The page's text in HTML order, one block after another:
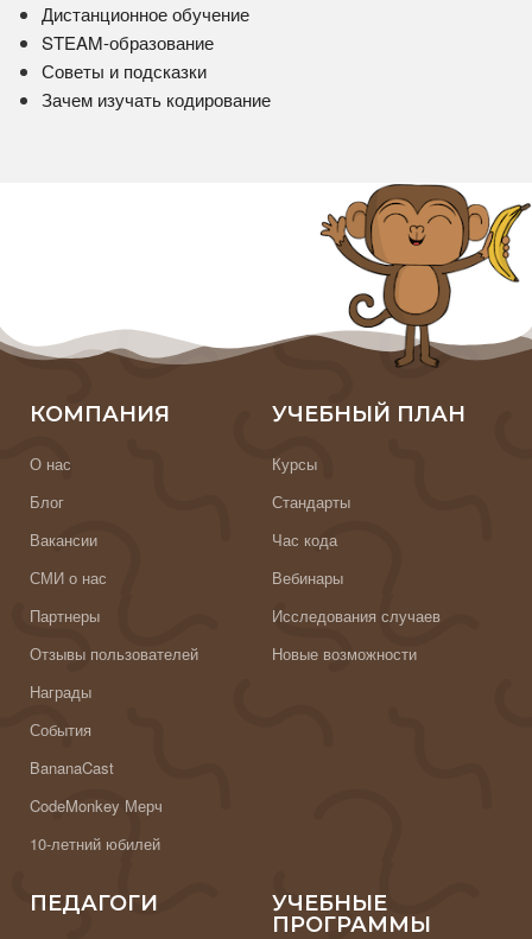
Дистанционное обучение
STEAM-образование
Советы и подсказки
Зачем изучать кодирование
КОМПАНИЯ
О нас
Блог
Вакансии
СМИ о нас
Партнеры
Отзывы пользователей
Награды
События
BananaCast
CodeMonkey Мерч
10-летний юбилей
УЧЕБНЫЙ ПЛАН
Курсы
Стандарты
Час кода
Вебинары
Исследования случаев
Новые возможности
ПЕДАГОГИ
УЧЕБНЫЕ
ПРОГРАММЫ